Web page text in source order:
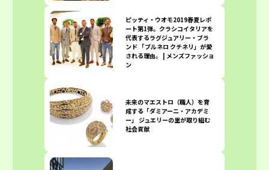
ピッティ・ウオモ2019春夏レポ
ート第1弾。クラシコイタリアを
代表するラグジュアリー・ブラ
ンド 「ブルネロ クチネリ」が愛
される理由。 | メンズファッショ
ン
未来のマエストロ（職人）を育
成する「ダミアーニ・アカデミ
ー」 ジュエリーの里が取り組む
社会貢献